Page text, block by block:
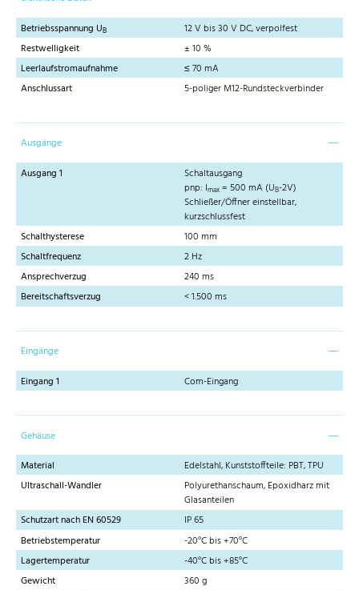
Betriebsspannung UB
12 V bis 30 V DC, verpolfest
Restwelligkeit
± 10 %
Leerlaufstromaufnahme
≤ 70 mA
Anschlussart
5-poliger M12-Rundsteckverbinder
Ausgänge
Ausgang 1
Schaltausgang
pnp: Imax = 500 mA (UB-2V)
Schließer/Öffner einstellbar,
kurzschlussfest
Schalthysterese
100 mm
Schaltfrequenz
2 Hz
Ansprechverzug
240 ms
Bereitschaftsverzug
< 1.500 ms
Eingänge
Eingang 1
Com-Eingang
Gehäuse
Material
Edelstahl, Kunststoffteile: PBT, TPU
Ultraschall-Wandler
Polyurethanschaum, Epoxidharz mit
Glasanteilen
Schutzart nach EN 60529
IP 65
Betriebstemperatur
-20°C bis +70°C
Lagertemperatur
-40°C bis +85°C
Gewicht
360 g